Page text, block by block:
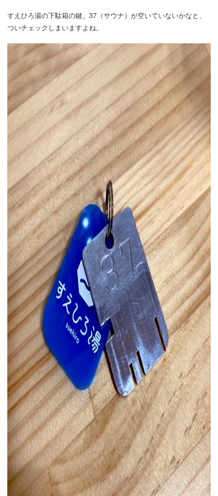
すえひろ湯の下駄箱の鍵。37（サウナ）が空いていないかなと、
ついチェックしまいますよね。